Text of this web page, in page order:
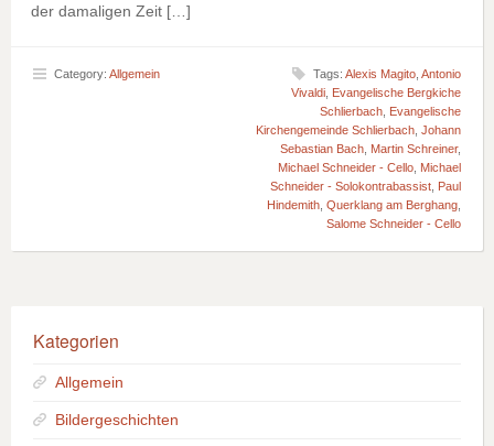
der damaligen Zeit […]
Category: Allgemein Tags: Alexis Magito Antonio
Vivaldi Evangelische Bergkiche
Schlierbach Evangelische
Kirchengemeinde Schlierbach Johann
Sebastian Bach Martin Schreiner,
Michael Schneider - Cello Michael
Schneider - Solokontrabassist Paul
Hindemith Querklang am Berghang
Salome Schneider - Cello
Kategorien
Allgemein
Bildergeschichten